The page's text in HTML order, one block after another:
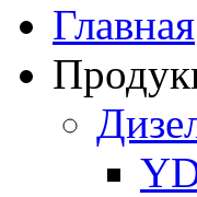
Главная